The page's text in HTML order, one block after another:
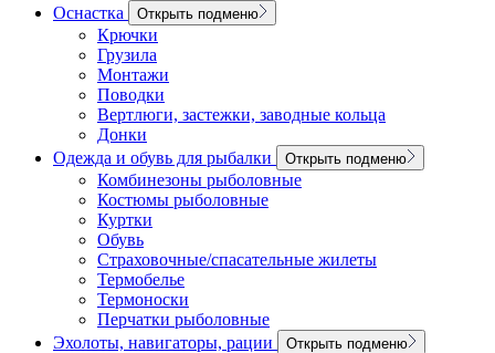
Оснастка
Открыть подменю
Крючки
Грузила
Монтажи
Поводки
Вертлюги, застежки, заводные кольца
Донки
Одежда и обувь для рыбалки
Открыть подменю
Комбинезоны рыболовные
Костюмы рыболовные
Куртки
Обувь
Страховочные/спасательные жилеты
Термобелье
Термоноски
Перчатки рыболовные
Эхолоты, навигаторы, рации
Открыть подменю